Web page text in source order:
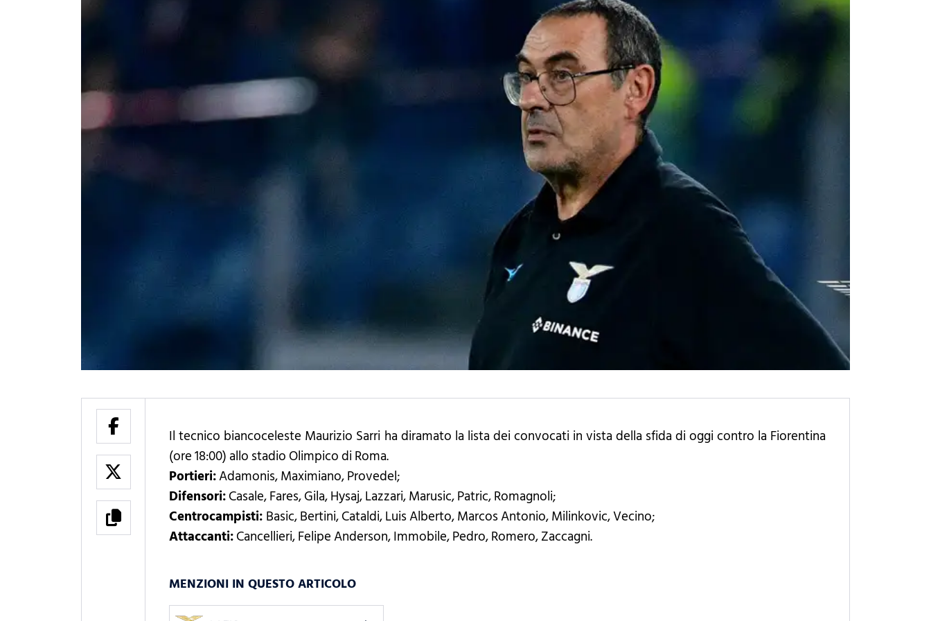
Il tecnico biancoceleste Maurizio Sarri ha diramato la lista dei convocati in vista della sfida di oggi contro la Fiorentina
(ore 18:00) allo stadio Olimpico di Roma.
Portieri:Adamonis, Maximiano, Provedel;
Difensori:Casale, Fares, Gila, Hysaj, Lazzari, Marusic, Patric, Romagnoli;
Centrocampisti: Basic, Bertini, Cataldi, Luis Alberto, Marcos Antonio, Milinkovic, Vecino;
Attaccanti:Cancellieri, Felipe Anderson, Immobile, Pedro, Romero, Zaccagni.
MENZIONI IN QUESTO ARTICOLO